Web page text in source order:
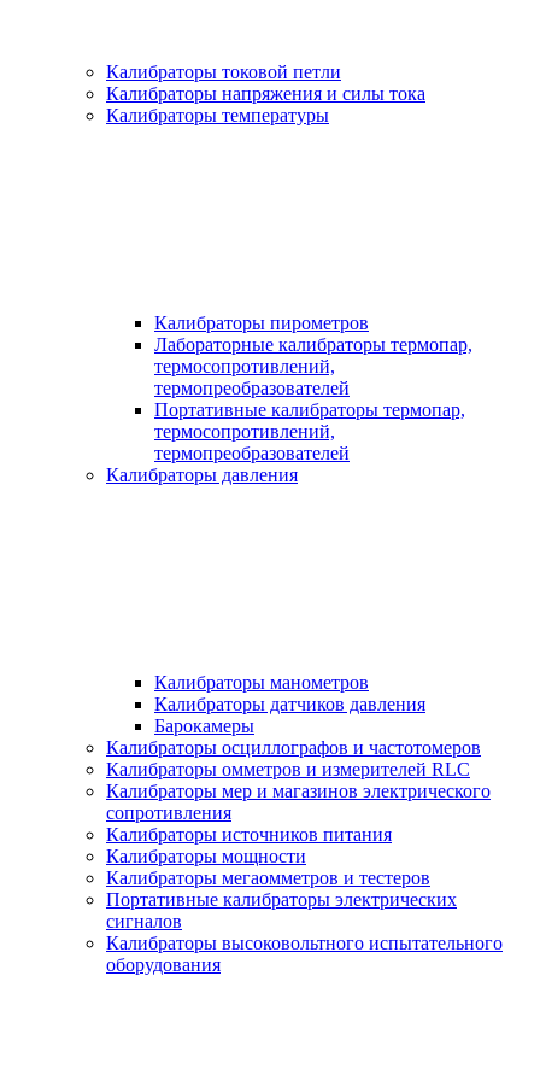
Калибраторы токовой петли
Калибраторы напряжения и силы тока
Калибраторы температуры
Калибраторы пирометров
Лабораторные калибраторы термопар,
термосопротивлений,
термопреобразователей
Портативные калибраторы термопар,
термосопротивлений,
термопреобразователей
Калибраторы давления
Калибраторы манометров
Калибраторы датчиков давления
Барокамеры
Калибраторы осциллографов и частотомеров
Калибраторы омметров и измерителей RLC
Калибраторы мер и магазинов электрического
сопротивления
Калибраторы источников питания
Калибраторы мощности
Калибраторы мегаомметров и тестеров
Портативные калибраторы электрических
сигналов
Калибраторы высоковольтного испытательного
оборудования